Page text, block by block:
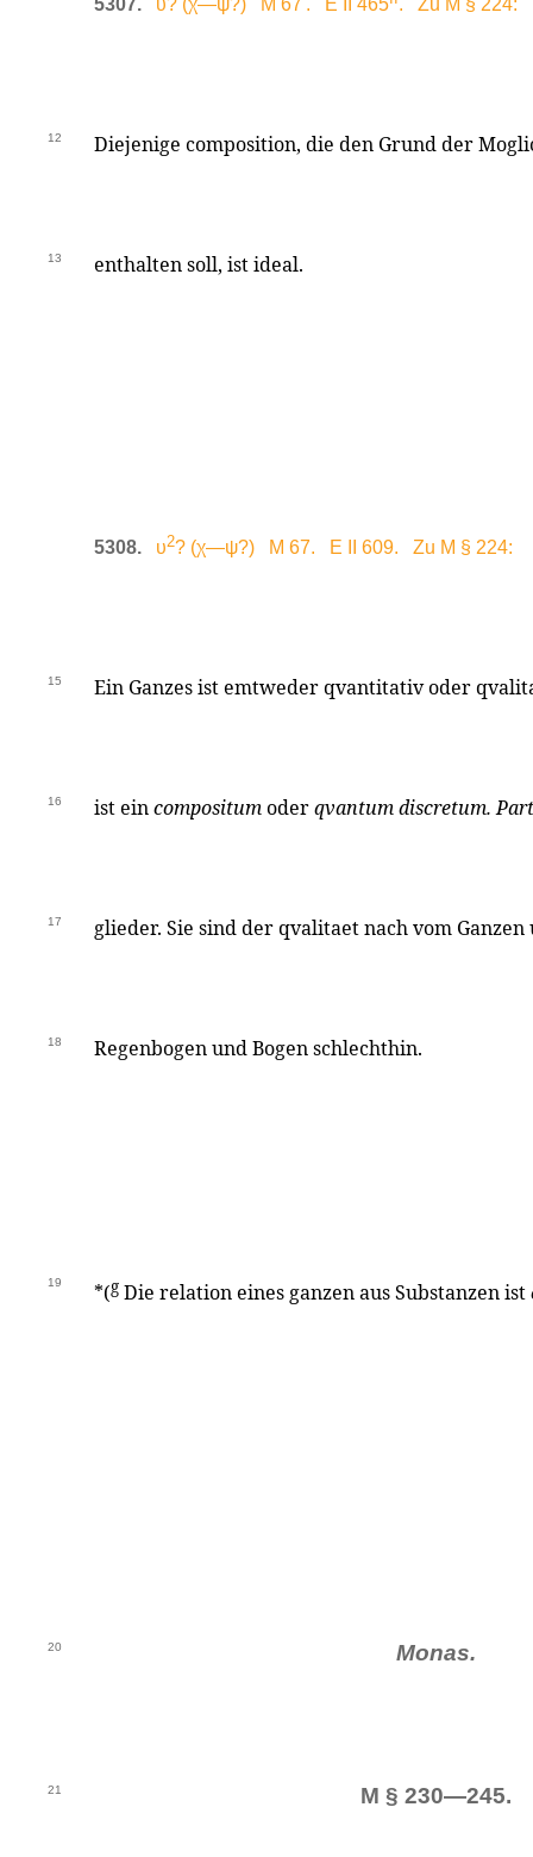
5307. υ? (χ—ψ?) M 67'. E II 465 . Zu M § 224:
12 Diejenige composition, die den Grund der
13 enthalten soll, ist ideal.
5308. υ2? (χ—ψ?) M 67. E II 609. Zu M § 224:
15 Ein Ganzes ist emtweder qvantitativ oder
16 ist eincompositumoderqvantum discretum.
17 glieder. Sie sind der qvalitaet nach vom Ganzen
18 Regenbogen und Bogen schlechthin.
19 *(g Die relation eines ganzen aus Substanzen ist
20 Monas.
21 M § 230—245.